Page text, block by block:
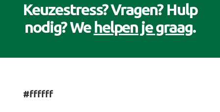
Keuzestress? Vragen? Hulp
nodig? Wehelpen je graag.
#ffffff